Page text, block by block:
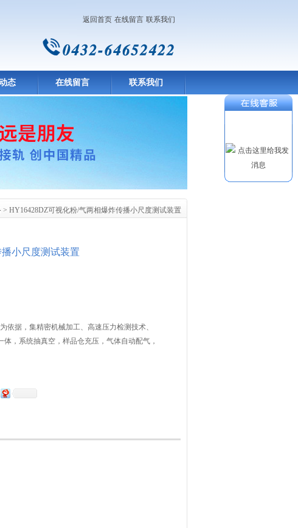
返回首页 在线留言 联系我们
态 在线留言 联系我们
> HY16428DZ可视化粉/气两相爆炸传播小尺度测试装置
小尺度测试装置
依据，集精密机械加工、高速压力检测技术、
，系统抽真空，样品仓充压，气体自动配气，
成，是一款功能*的爆炸试验设备。